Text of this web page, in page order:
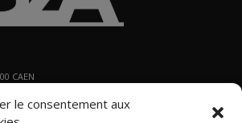
le consentement aux
CAEN